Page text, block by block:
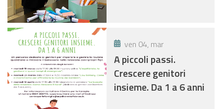
ven 04, mar
A piccoli passi.
Crescere genitori
insieme. Da 1 a 6 anni